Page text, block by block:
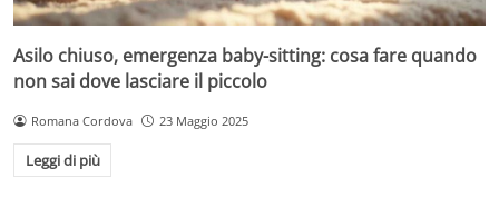
Asilo chiuso, emergenza baby-sitting: cosa fare quando
non sai dove lasciare il piccolo
Romana Cordova 23 Maggio 2025
Leggi di più